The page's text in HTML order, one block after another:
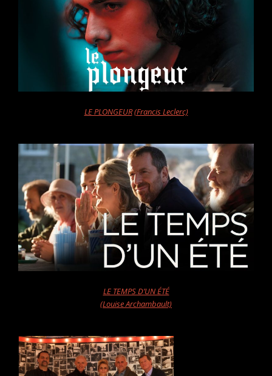
LE PLONGEUR(Francis Leclerc)
LE TEMPS D’UN ÉTÉ
(Louise Archambault)